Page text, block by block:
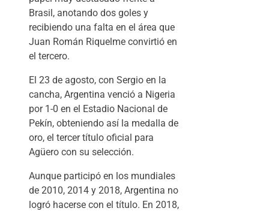
Brasil, anotando dos goles y
recibiendo una falta en el área que
Juan Román Riquelme convirtió en
el tercero.
El 23 de agosto, con Sergio en la
cancha, Argentina venció a Nigeria
por 1-0 en el Estadio Nacional de
Pekín, obteniendo así la medalla de
oro, el tercer título oficial para
Agüero con su selección.
Aunque participó en los mundiales
de 2010, 2014 y 2018, Argentina no
logró hacerse con el título. En 2018,